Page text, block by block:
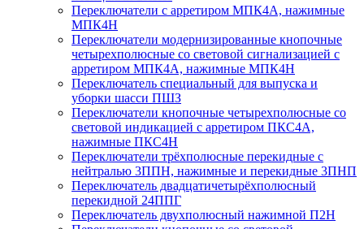
Переключатели с арретиром МПК4А, нажимные
МПК4Н
Переключатели модернизированные кнопочные
четырехполюсные со световой сигнализацией с
арретиром МПК4А, нажимные МПК4Н
Переключатель специальный для выпуска и
уборки шасси ПШЗ
Переключатели кнопочные четырехполюсные со
световой индикацией с арретиром ПКС4А,
нажимные ПКС4Н
Переключатели трёхполюсные перекидные с
нейтралью 3ППН, нажимные и перекидные 3ПНП
Переключатель двадцатичетырёхполюсный
перекидной 24ППГ
Переключатель двухполюсный нажимной П2Н